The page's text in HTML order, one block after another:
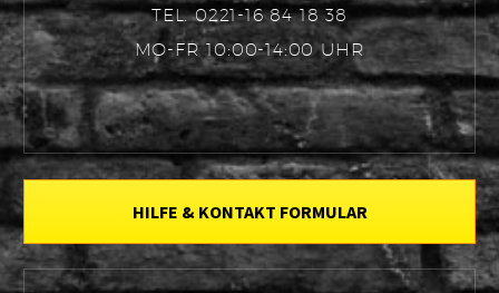
TEL. 0221-16 84 18 38
MO-FR 10:00-14:00 UHR
HILFE & KONTAKT FORMULAR